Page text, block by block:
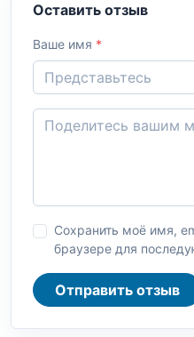
Оставить отзыв
Ваше имя *
Сохранить моё имя,
браузере для
Отправить отзыв